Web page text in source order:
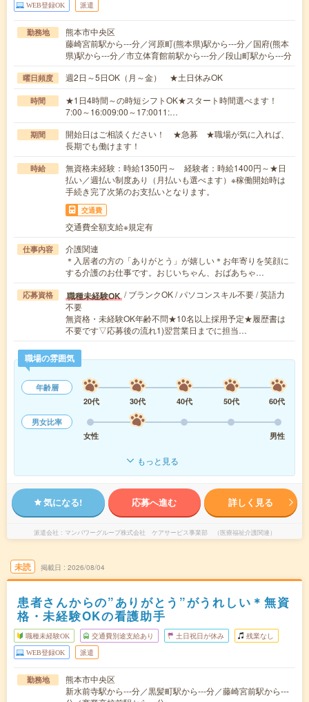
WEB登録OK 派遣
勤務地
熊本市中央区
藤崎宮前駅から---分／河原町(熊本県)駅から---分／国府(熊本
県)駅から---分／市立体育館前駅から---分／段山町駅から---分
曜日頻度 週2日～5日OK（月～金） ★土日休みOK
時間
★1日4時間～の時短シフトOK★スタート時間選べます！
7:00～16:009:00～17:0011:…
期間
開始日はご相談ください！ ★急募 ★職場が気に入れば、
長期でも働けます！
時給
無資格未経験：時給1350円～ 経験者：時給1400円～★日
払い／週払い制度あり（月払いも選べます）※稼働開始時は
手続き完了次第のお支払いとなります。
交通費
交通費全額支給※規定有
仕事内容
介護関連
＊入居者の方の「ありがとう」が嬉しい＊お年寄りを笑顔に
する介護のお仕事です。おじいちゃん、おばあちゃ…
応募資格 職種未経験OK / ブランクOK / パソコンスキル不要 / 英語力
不要
無資格・未経験OK年齢不問★10名以上採用予定★履歴書は
不要です▽応募後の流れ1)翌営業日までに担当…
職場の雰囲気
年齢層
20代
30代 40代 50代
60代
男女比率
女性
男性
もっと見る
気になる! 応募へ進む 詳しく見る
派遣会社 マンパワーグループ株式会社 ケアサービス事業部 （医療福祉介護関連）
未読 掲載日 2026/08/04
患者さんからの”ありがとう”がうれしい＊無資
格・未経験OKの看護助手
職種未経験OK 交通費別途支給あり 土日祝日が休み 残業なし
WEB登録OK 派遣
勤務地
熊本市中央区
新水前寺駅から---分／黒髪町駅から---分／藤崎宮前駅から---